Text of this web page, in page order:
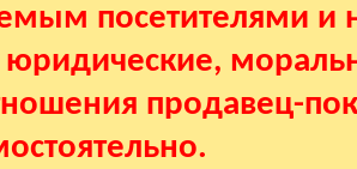
посетителями и
юридические,
продавец-